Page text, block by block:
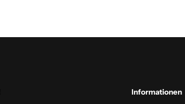
Informationen